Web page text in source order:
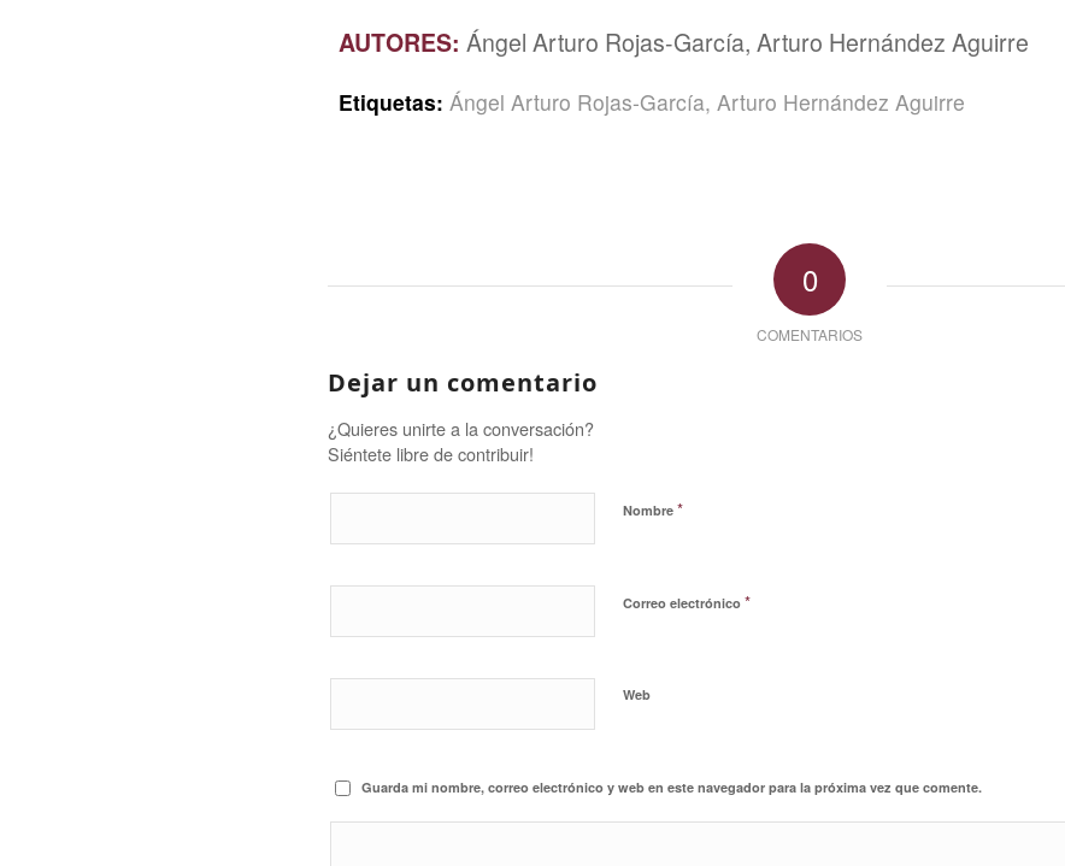
AUTORES: Ángel Arturo Rojas-García, Arturo Hernández Aguirre
Etiquetas: Ángel Arturo Rojas-García, Arturo Hernández Aguirre
0
COMENTARIOS
Dejar un comentario
¿Quieres unirte a la conversación?
Siéntete libre de contribuir!
Nombre *
Correo electrónico *
Web
Guarda mi nombre, correo electrónico y web en este navegador para la próxima vez que comente.